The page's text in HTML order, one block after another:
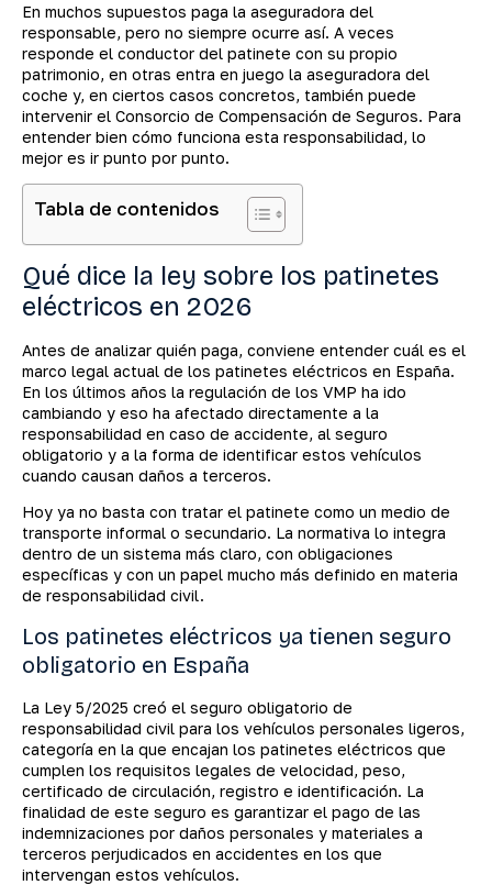
En muchos supuestos paga la aseguradora del
responsable, pero no siempre ocurre así. A veces
responde el conductor del patinete con su propio
patrimonio, en otras entra en juego la aseguradora del
coche y, en ciertos casos concretos, también puede
intervenir el Consorcio de Compensación de Seguros. Para
entender bien cómo funciona esta responsabilidad, lo
mejor es ir punto por punto.
Tabla de contenidos
Qué dice la ley sobre los patinetes
eléctricos en 2026
Antes de analizar quién paga, conviene entender cuál es el
marco legal actual de los patinetes eléctricos en España.
En los últimos años la regulación de los VMP ha ido
cambiando y eso ha afectado directamente a la
responsabilidad en caso de accidente, al seguro
obligatorio y a la forma de identificar estos vehículos
cuando causan daños a terceros.
Hoy ya no basta con tratar el patinete como un medio de
transporte informal o secundario. La normativa lo integra
dentro de un sistema más claro, con obligaciones
específicas y con un papel mucho más definido en materia
de responsabilidad civil.
Los patinetes eléctricos ya tienen seguro
obligatorio en España
La Ley 5/2025 creó el seguro obligatorio de
responsabilidad civil para los vehículos personales ligeros,
categoría en la que encajan los patinetes eléctricos que
cumplen los requisitos legales de velocidad, peso,
certificado de circulación, registro e identificación. La
finalidad de este seguro es garantizar el pago de las
indemnizaciones por daños personales y materiales a
terceros perjudicados en accidentes en los que
intervengan estos vehículos.